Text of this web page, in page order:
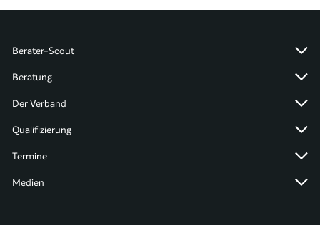
Berater-Scout
Beratung
Der Verband
Qualifizierung
Termine
Medien